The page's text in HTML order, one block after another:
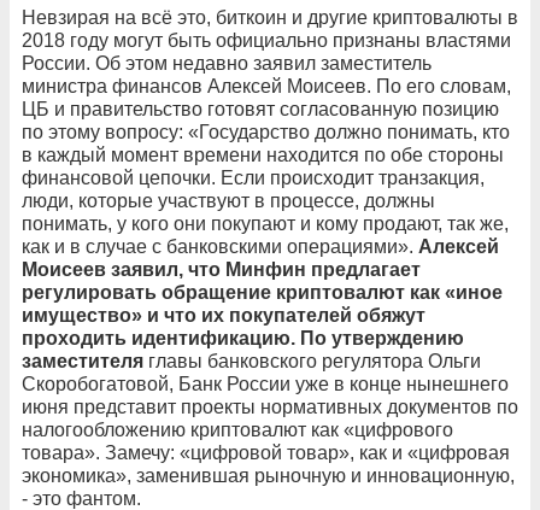
Невзирая на всё это, биткоин и другие криптовалюты в
2018 году могут быть официально признаны властями
России. Об этом недавно заявил заместитель
министра финансов Алексей Моисеев. По его словам,
ЦБ и правительство готовят согласованную позицию
по этому вопросу: «Государство должно понимать, кто
в каждый момент времени находится по обе стороны
финансовой цепочки. Если происходит транзакция,
люди, которые участвуют в процессе, должны
понимать, у кого они покупают и кому продают, так же,
как и в случае с банковскими операциями». Алексей
Моисеев заявил, что Минфин предлагает
регулировать обращение криптовалют как «иное
имущество» и что их покупателей обяжут
проходить идентификацию. По утверждению
заместителя главы банковского регулятора Ольги
Скоробогатовой, Банк России уже в конце нынешнего
июня представит проекты нормативных документов по
налогообложению криптовалют как «цифрового
товара». Замечу: «цифровой товар», как и «цифровая
экономика», заменившая рыночную и инновационную,
- это фантом.